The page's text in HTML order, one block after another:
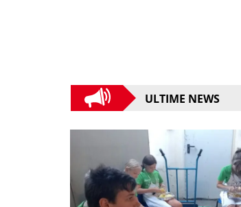
ULTIME NEWS